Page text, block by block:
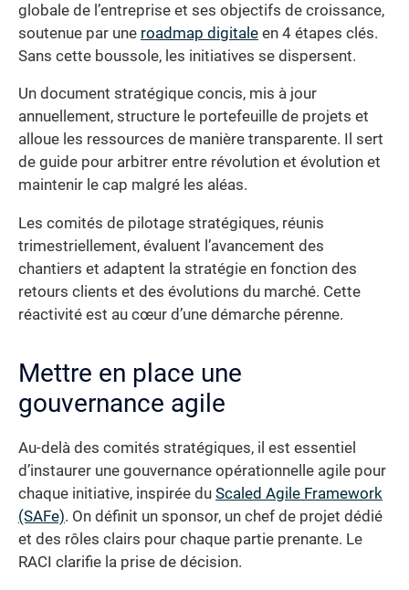
globale de l’entreprise et ses objectifs de croissance,
soutenue par une roadmap digitale en 4 étapes clés.
Sans cette boussole, les initiatives se dispersent.
Un document stratégique concis, mis à jour
annuellement, structure le portefeuille de projets et
alloue les ressources de manière transparente. Il sert
de guide pour arbitrer entre révolution et évolution et
maintenir le cap malgré les aléas.
Les comités de pilotage stratégiques, réunis
trimestriellement, évaluent l’avancement des
chantiers et adaptent la stratégie en fonction des
retours clients et des évolutions du marché. Cette
réactivité est au cœur d’une démarche pérenne.
Mettre en place une
gouvernance agile
Au-delà des comités stratégiques, il est essentiel
d’instaurer une gouvernance opérationnelle agile pour
chaque initiative, inspirée du Scaled Agile Framework
(SAFe). On définit un sponsor, un chef de projet dédié
et des rôles clairs pour chaque partie prenante. Le
RACI clarifie la prise de décision.